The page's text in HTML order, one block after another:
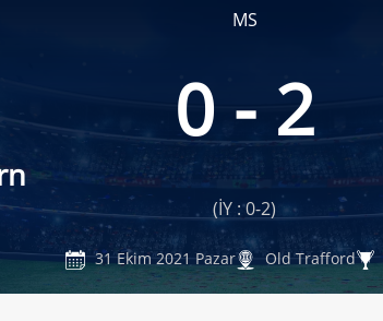
MS
0 - 2
(İY : 0-2)
31 Ekim 2021 Pazar Old Trafford